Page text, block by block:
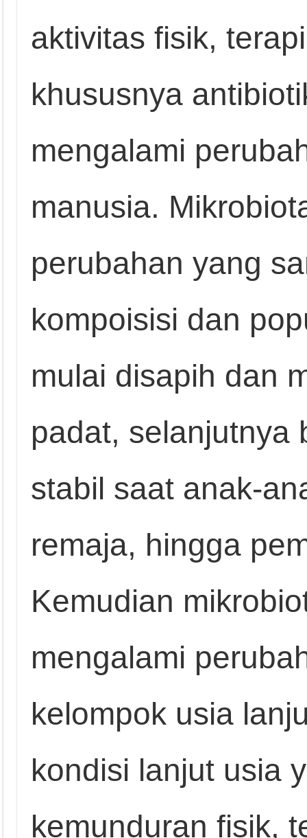
aktivitas fisik,
khususnya
mengalami
manusia.
perubahan yang
kompoisisi dan
mulai disapih dan
padat, selanjutnya
stabil saat anak-
remaja, hingga
Kemudian
mengalami
kelompok usia
kondisi lanjut usia
kemunduran fisik,